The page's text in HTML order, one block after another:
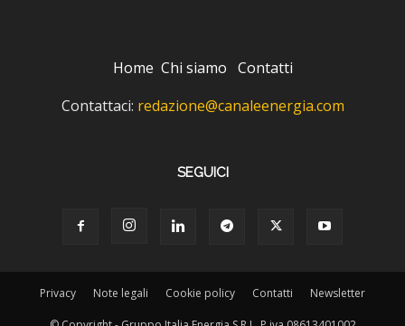
Home Chi siamo Contatti
Contattaci: redazione@canaleenergia.com
SEGUICI
Privacy Note legali Cookie policy Contatti Newsletter